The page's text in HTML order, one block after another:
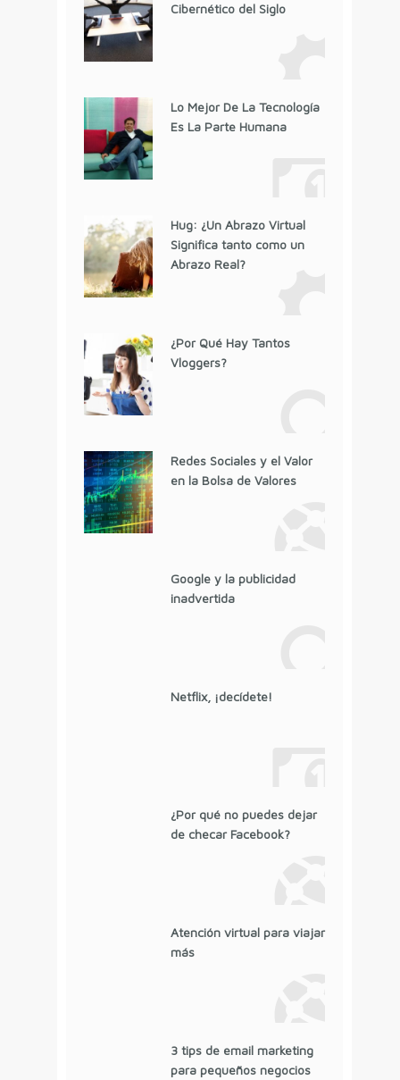
Cibernético del Siglo
Lo Mejor De La Tecnología
Es La Parte Humana
Hug: ¿Un Abrazo Virtual
Significa tanto como un
Abrazo Real?
¿Por Qué Hay Tantos
Vloggers?
Redes Sociales y el Valor
en la Bolsa de Valores
Google y la publicidad
inadvertida
Netflix, ¡decídete!
¿Por qué no puedes dejar
de checar Facebook?
Atención virtual para viajar
más
3 tips de email marketing
para pequeños negocios